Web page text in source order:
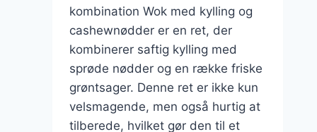
kombination Wok med kylling og
cashewnødder er en ret, der
kombinerer saftig kylling med
sprøde nødder og en række friske
grøntsager. Denne ret er ikke kun
velsmagende, men også hurtig at
tilberede, hvilket gør den til et